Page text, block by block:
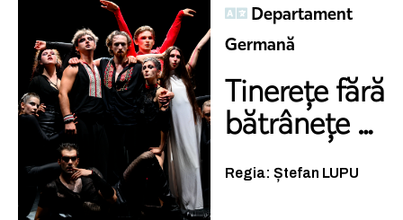
Departament
Germană
Tinerețe fără
bătrânețe și
Regia: Ștefan LUPU